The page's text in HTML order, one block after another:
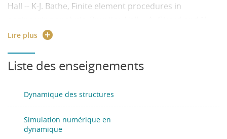
Hall -- K-J. Bathe, Finite element procedures in
Roy, Structural dynamics in industry, ISTE Ltd and John
Lire plus
Liste des enseignements
Dynamique des structures
Simulation numérique en
dynamique